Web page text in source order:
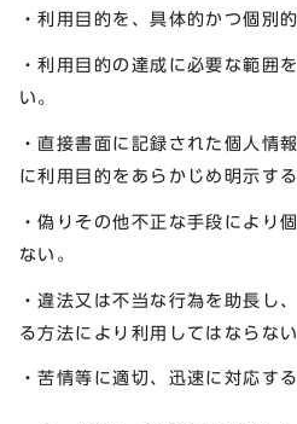
・利用目的を、具体的かつ個別
・利用目的の達成に必要な範囲
い。
・直接書面に記録された個人情
に利用目的をあらかじめ明示する
・偽りその他不正な手段により
ない。
・違法又は不当な行為を助長し
る方法により利用してはならない
・苦情等に適切、迅速に対応する